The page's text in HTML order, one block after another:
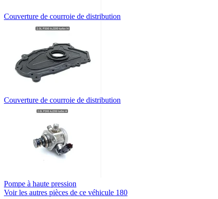
Couverture de courroie de distribution
Couverture de courroie de distribution
Pompe à haute pression
Voir les autres pièces de ce véhicule 180